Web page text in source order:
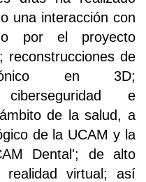
una interacción con
por el proyecto
reconstrucciones de
en 3D;
e
de la salud, a
de la UCAM y la
Dental'; de alto
realidad virtual; así